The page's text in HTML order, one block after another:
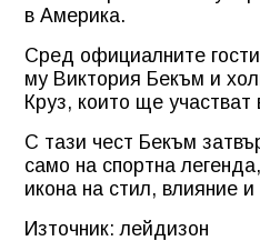
в Америка.
Сред официалните
му Виктория Бекъм и
Круз, които ще участват
С тази чест Бекъм
само на спортна
икона на стил, влияние
Източник: лейдизон